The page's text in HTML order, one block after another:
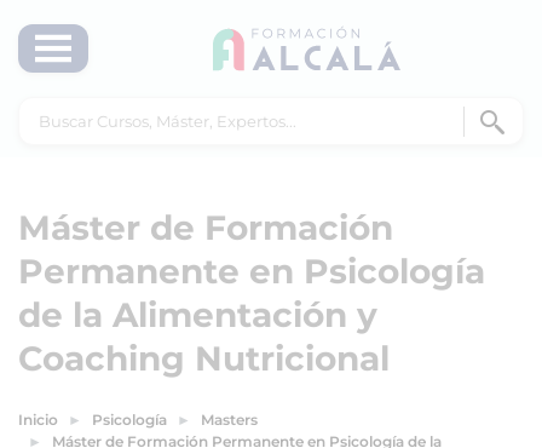
Máster de Formación
Permanente en Psicología
de la Alimentación y
Coaching Nutricional
Inicio Psicología
Masters
Máster de Formación Permanente en Psicología de la